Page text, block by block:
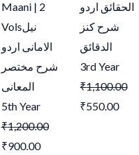
Maani | 2
Volsنیل
الامانی اردو
شرح مختصر
المعانی
5th Year
₹1,200.00
₹900.00
الحقائق اردو
شرح کنز
الدقائق
3rd Year
₹1,100.00
₹550.00